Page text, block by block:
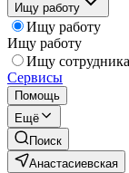
Ищу работу
Ищу работу
Ищу работу
Ищу сотрудника
Сервисы
Помощь
Ещё
Поиск
Анастасиевская